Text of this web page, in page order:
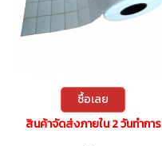
ซื้อเลย
สินค้าจัดส่งภายใน 2 วันทำการ